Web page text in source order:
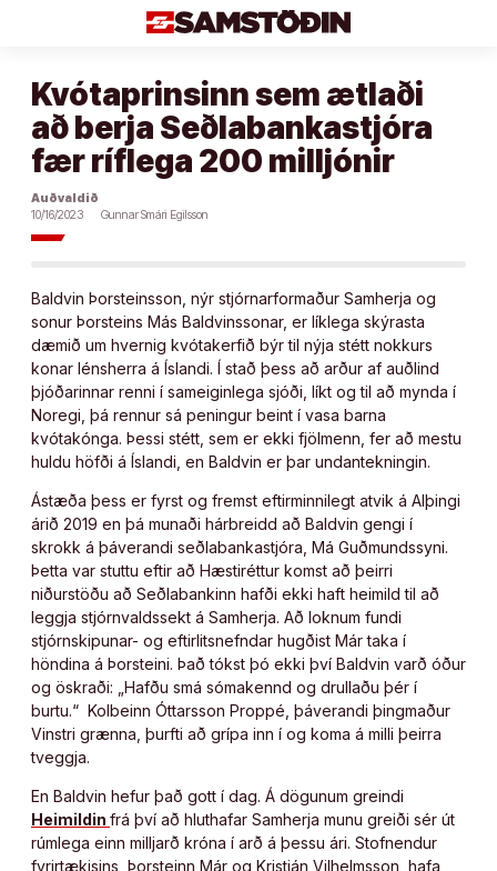
Kvótaprinsinn sem ætlaði
að berja Seðlabankastjóra
fær ríflega 200 milljónir
Auðvaldið
10/16/2023
Gunnar Smári Egilsson
Baldvin Þorsteinsson, nýr stjórnarformaður Samherja og
sonur Þorsteins Más Baldvinssonar, er líklega skýrasta
dæmið um hvernig kvótakerfið býr til nýja stétt nokkurs
konar lénsherra á Íslandi. Í stað þess að arður af auðlind
þjóðarinnar renni í sameiginlega sjóði, líkt og til að mynda í
Noregi, þá rennur sá peningur beint í vasa barna
kvótakónga. Þessi stétt, sem er ekki fjölmenn, fer að mestu
huldu höfði á Íslandi, en Baldvin er þar undantekningin.
Ástæða þess er fyrst og fremst eftirminnilegt atvik á Alþingi
árið 2019 en þá munaði hárbreidd að Baldvin gengi í
skrokk á þáverandi seðlabankastjóra, Má Guðmundssyni.
Þetta var stuttu eftir að Hæstiréttur komst að þeirri
niðurstöðu að Seðlabankinn hafði ekki haft heimild til að
leggja stjórnvaldssekt á Samherja. Að loknum fundi
stjórnskipunar- og eftirlitsnefndar hugðist Már taka í
höndina á Þorsteini. Það tókst þó ekki því Baldvin varð óður
og öskraði: „Hafðu smá sómakennd og drullaðu þér í
burtu.“ Kolbeinn Óttarsson Proppé, þáverandi þingmaður
Vinstri grænna, þurfti að grípa inn í og koma á milli þeirra
tveggja.
En Baldvin hefur það gott í dag. Á dögunum greindi
Heimildin frá því að hluthafar Samherja munu greiði sér út
rúmlega einn milljarð króna í arð á þessu ári. Stofnendur
fyrirtækisins, Þorsteinn Már og Kristján Vilhelmsson, hafa